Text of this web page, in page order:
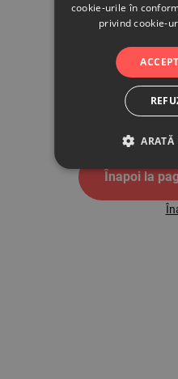
Înapoi la
cookie-urile în
privind cookie-
ARATĂ